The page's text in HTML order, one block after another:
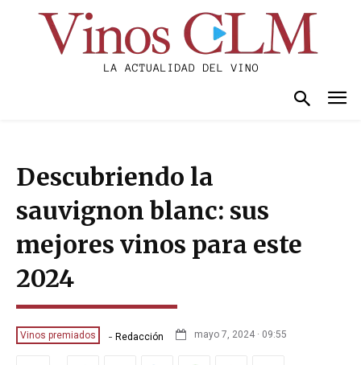
Descubriendo la
sauvignon blanc: sus
mejores vinos para este
2024
Vinos premiados - Redacción mayo 7, 2024 · 09:55